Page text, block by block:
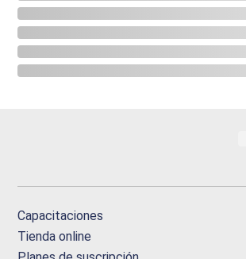
Capacitaciones
Tienda online